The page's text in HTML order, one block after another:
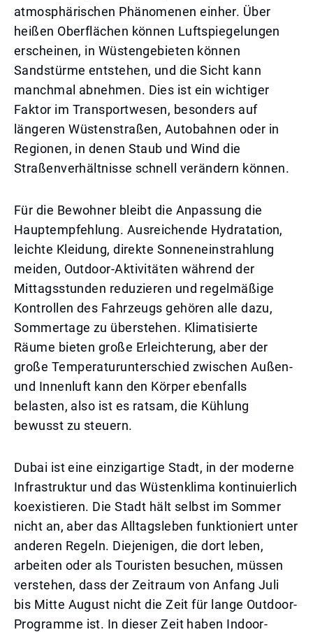
atmosphärischen Phänomenen einher. Über
heißen Oberflächen können Luftspiegelungen
erscheinen, in Wüstengebieten können
Sandstürme entstehen, und die Sicht kann
manchmal abnehmen. Dies ist ein wichtiger
Faktor im Transportwesen, besonders auf
längeren Wüstenstraßen, Autobahnen oder in
Regionen, in denen Staub und Wind die
Straßenverhältnisse schnell verändern können.
Für die Bewohner bleibt die Anpassung die
Hauptempfehlung. Ausreichende Hydratation,
leichte Kleidung, direkte Sonneneinstrahlung
meiden, Outdoor-Aktivitäten während der
Mittagsstunden reduzieren und regelmäßige
Kontrollen des Fahrzeugs gehören alle dazu,
Sommertage zu überstehen. Klimatisierte
Räume bieten große Erleichterung, aber der
große Temperaturunterschied zwischen Außen-
und Innenluft kann den Körper ebenfalls
belasten, also ist es ratsam, die Kühlung
bewusst zu steuern.
Dubai ist eine einzigartige Stadt, in der moderne
Infrastruktur und das Wüstenklima kontinuierlich
koexistieren. Die Stadt hält selbst im Sommer
nicht an, aber das Alltagsleben funktioniert unter
anderen Regeln. Diejenigen, die dort leben,
arbeiten oder als Touristen besuchen, müssen
verstehen, dass der Zeitraum von Anfang Juli
bis Mitte August nicht die Zeit für lange Outdoor-
Programme ist. In dieser Zeit haben Indoor-